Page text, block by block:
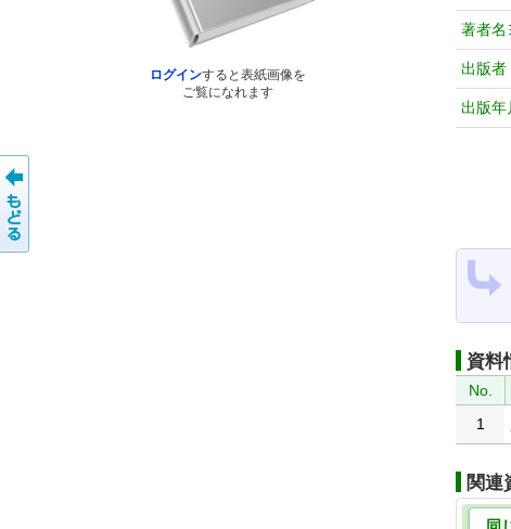
ログインすると表紙画像を
ご覧になれます
著者名
出版者
出版年
資料
No.
1
関連